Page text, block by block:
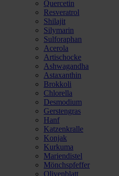
Quercetin
Resveratrol
Shilajit
Silymarin
Sulforaphan
Acerola
Artischocke
Ashwagandha
Astaxanthin
Brokkoli
Chlorella
Desmodium
Gerstengras
Hanf
Katzenkralle
Konjak
Kurkuma
Mariendistel
Mönchspfeffer
Olivenblatt